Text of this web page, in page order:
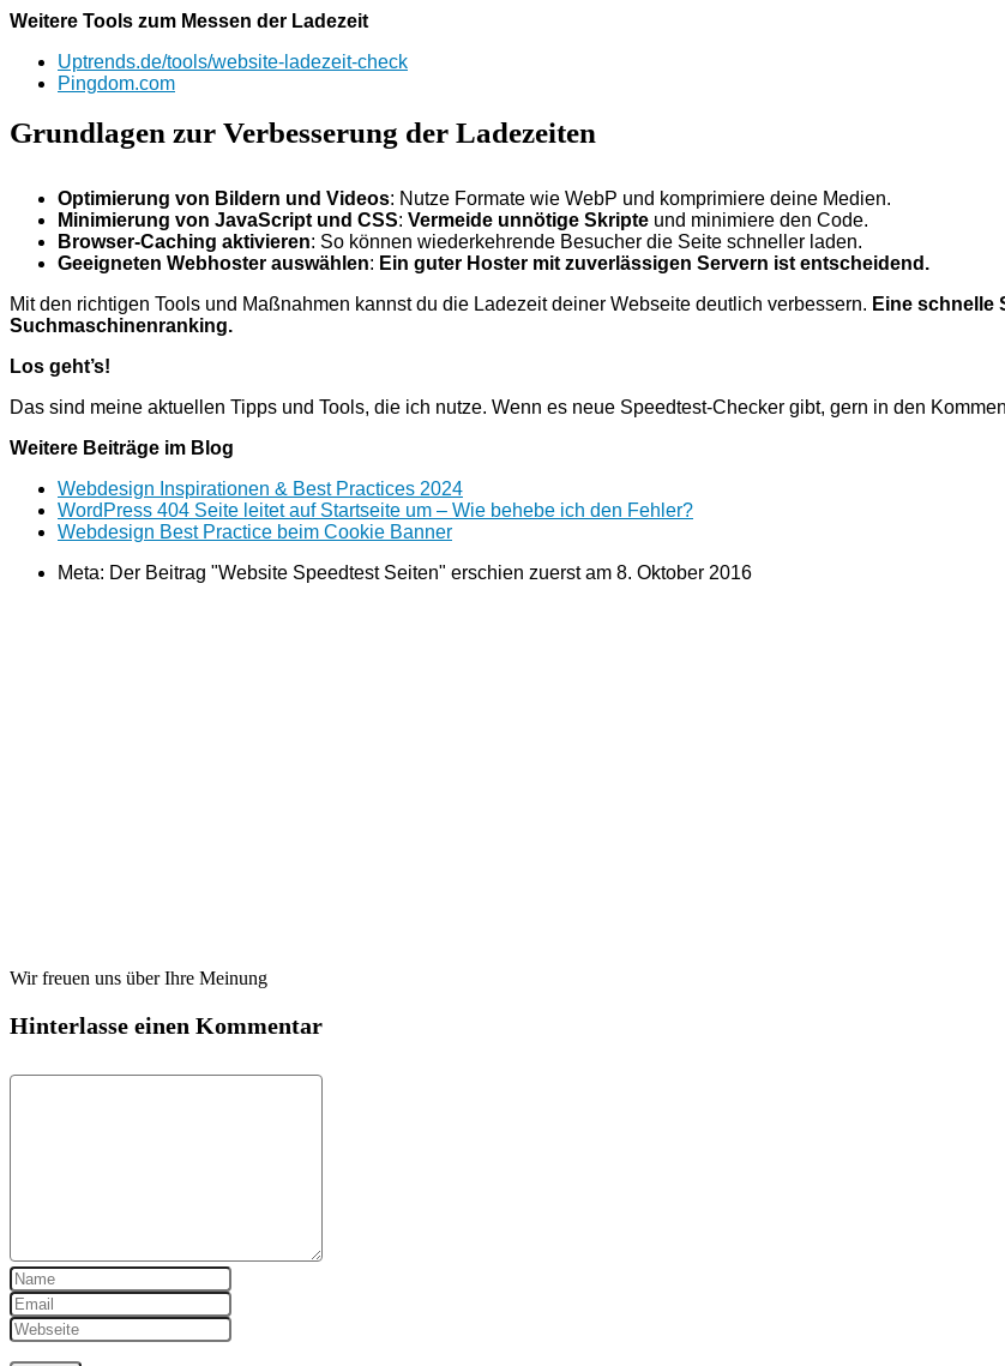
Weitere Tools zum Messen der Ladezeit
Uptrends.de/tools/website-ladezeit-check
Pingdom.com
Grundlagen zur Verbesserung der Ladezeiten
Optimierung von Bildern und Videos: Nutze Formate wie WebP und komprimiere deine Medien.
Minimierung von JavaScript und CSS: Vermeide unnötige Skripte und minimiere den Code.
Browser-Caching aktivieren: So können wiederkehrende Besucher die Seite schneller laden.
Geeigneten Webhoster auswählen: Ein guter Hoster mit zuverlässigen Servern ist entscheidend.
Mit den richtigen Tools und Maßnahmen kannst du die Ladezeit deiner Webseite deutlich verbessern. Eine schnelle
Suchmaschinenranking.
Los geht’s!
Das sind meine aktuellen Tipps und Tools, die ich nutze. Wenn es neue Speedtest-Checker gibt, gern in den
Weitere Beiträge im Blog
Webdesign Inspirationen & Best Practices 2024
WordPress 404 Seite leitet auf Startseite um – Wie behebe ich den Fehler?
Webdesign Best Practice beim Cookie Banner
Meta: Der Beitrag "Website Speedtest Seiten" erschien zuerst am 8. Oktober 2016
Wir freuen uns über Ihre Meinung
Hinterlasse einen Kommentar